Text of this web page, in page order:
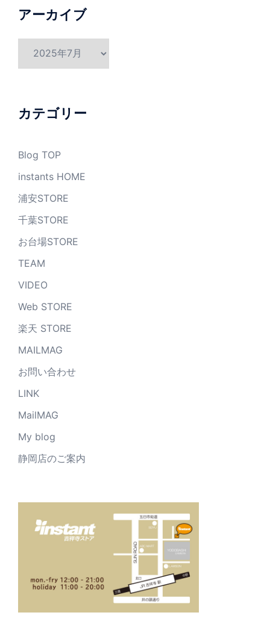
アーカイブ
ブ
カテゴリー
Blog TOP
instants HOME
浦安STORE
千葉STORE
お台場STORE
TEAM
VIDEO
Web STORE
楽天 STORE
MAILMAG
お問い合わせ
LINK
MailMAG
My blog
静岡店のご案内